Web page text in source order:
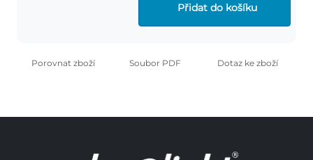
Přidat do košíku
Porovnat zboží Soubor PDF Dotaz ke zboží